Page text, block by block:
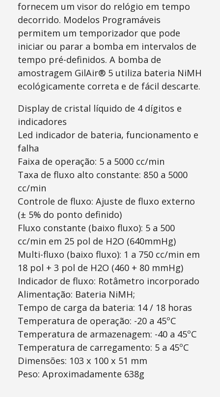
fornecem um visor do relógio em tempo
decorrido. Modelos Programáveis ​​
permitem um temporizador que pode
iniciar ou parar a bomba em intervalos de
tempo pré-definidos. A bomba de
amostragem GilAir® 5 utiliza bateria NiMH
ecológicamente correta e de fácil descarte.
Display de cristal líquido de 4 dígitos e
indicadores
Led indicador de bateria, funcionamento e
falha
Faixa de operação: 5 a 5000 cc/min
Taxa de fluxo alto constante: 850 a 5000
cc/min
Controle de fluxo: Ajuste de fluxo externo
(± 5% do ponto definido)
Fluxo constante (baixo fluxo): 5 a 500
cc/min em 25 pol de H2O (640mmHg)
Multi-fluxo (baixo fluxo): 1 a 750 cc/min em
18 pol + 3 pol de H2O (460 + 80 mmHg)
Indicador de fluxo: Rotâmetro incorporado
Alimentação: Bateria NiMH;
Tempo de carga da bateria: 14 / 18 horas
Temperatura de operação: -20 a 45ºC
Temperatura de armazenagem: -40 a 45ºC
Temperatura de carregamento: 5 a 45ºC
Dimensões: 103 x 100 x 51 mm
Peso: Aproximadamente 638g